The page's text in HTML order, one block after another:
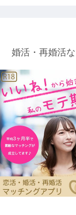
婚活・再婚活